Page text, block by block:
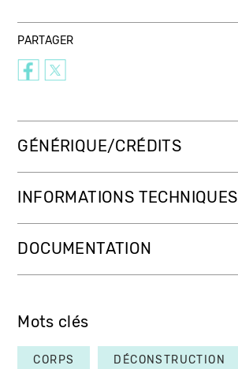
PARTAGER
GÉNÉRIQUE/CRÉDITS
INFORMATIONS TECHNIQUES
DOCUMENTATION
Mots clés
CORPS DÉCONSTRUCTION